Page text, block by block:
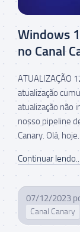
Windows
no Canal
ATUALIZAÇÃO
atualização
atualização não
nosso pipeline
Canary. Olá, hoje...
Continuar lendo...
07/12/2023
Canal Canary